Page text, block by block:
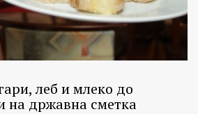
леб и млеко до
на државна сметка